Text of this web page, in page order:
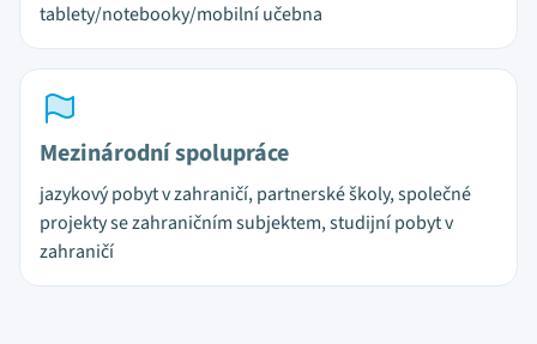
tablety/notebooky/mobilní učebna
Mezinárodní spolupráce
jazykový pobyt v zahraničí, partnerské školy, společné
projekty se zahraničním subjektem, studijní pobyt v
zahraničí